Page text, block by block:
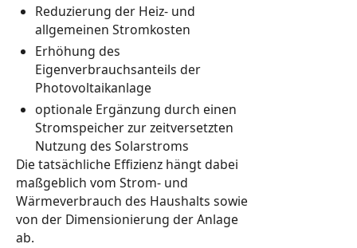
Reduzierung der Heiz- und
allgemeinen Stromkosten
Erhöhung des
Eigenverbrauchsanteils der
Photovoltaikanlage
optionale Ergänzung durch einen
Stromspeicher zur zeitversetzten
Nutzung des Solarstroms
Die tatsächliche Effizienz hängt dabei
maßgeblich vom Strom- und
Wärmeverbrauch des Haushalts sowie
von der Dimensionierung der Anlage
ab.